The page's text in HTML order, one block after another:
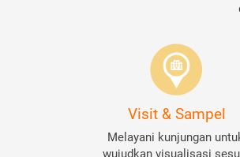
Visit & Sampel
Melayani kunjungan
wujudkan visualisasi